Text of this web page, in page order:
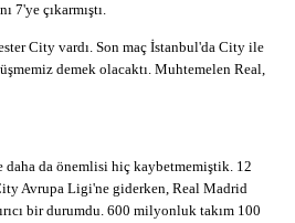
7'ye çıkarmıştı.
City vardı. Son maç İstanbul'da City ile
demek olacaktı. Muhtemelen Real,
daha da önemlisi hiç kaybetmemiştik. 12
Avrupa Ligi'ne giderken, Real Madrid
bir durumdu. 600 milyonluk takım 100